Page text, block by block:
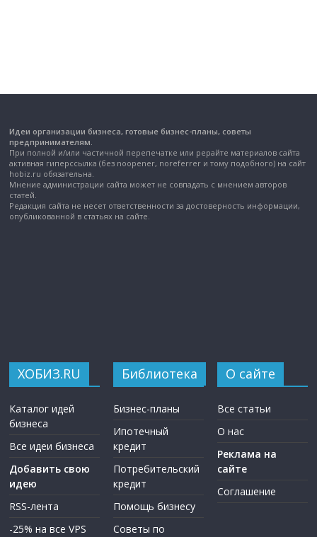
Идеи организации бизнеса, готовые бизнес-планы, советы
предпринимателям.
При полной и/или частичной перепечатке или рерайте материалов сайта
активная гиперссылка (без noopener, noreferrer и тому подобного) на сайт
hobiz.ru обязательна.
Мнение администрации сайта может не совпадать с мнением авторов
статей.
Редакция сайта не несет ответственности за достоверность информации,
опубликованной в статьях на сайте.
ХОБИЗ.RU
Каталог идей
бизнеса
Все идеи бизнеса
Добавить свою
идею
RSS-лента
-25% на все VPS
Библиотека
Бизнес-планы
Ипотечный
кредит
Потребительский
кредит
Помощь бизнесу
Советы по
О сайте
Все статьи
О нас
Реклама на
сайте
Соглашение